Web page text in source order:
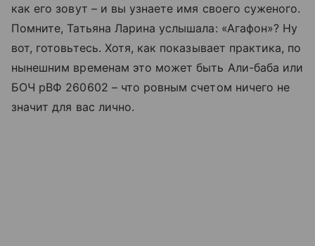
как его зовут – и вы узнаете имя своего суженого.
Помните, Татьяна Ларина услышала: «Агафон»? Ну
вот, готовьтесь. Хотя, как показывает практика, по
нынешним временам это может быть Али-баба или
БОЧ рВФ 260602 – что ровным счетом ничего не
значит для вас лично.